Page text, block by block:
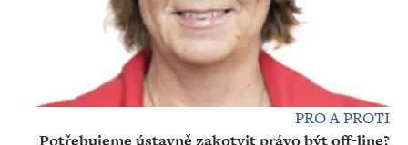
PRO A PROTI
Potřebujeme ústavně zakotvit právo být off-line?